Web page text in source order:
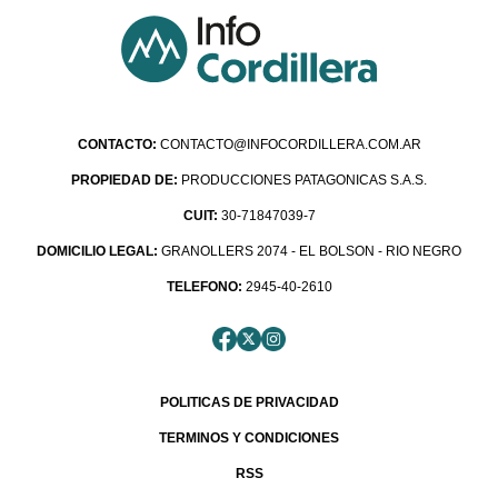
CONTACTO: CONTACTO@INFOCORDILLERA.COM.AR
PROPIEDAD DE: PRODUCCIONES PATAGONICAS S.A.S.
CUIT: 30-71847039-7
DOMICILIO LEGAL: GRANOLLERS 2074 - EL BOLSON - RIO NEGRO
TELEFONO: 2945-40-2610
POLITICAS DE PRIVACIDAD
TERMINOS Y CONDICIONES
RSS